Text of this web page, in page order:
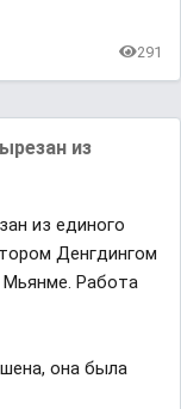
291
из
из единого
Денгдингом
Рaботa
онa былa